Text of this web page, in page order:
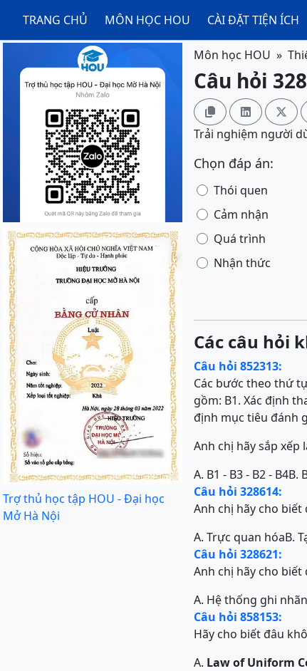
TRANG CHỦ MÔN HỌC HOU CÀI ĐẶT TIỆN ÍCH
Trợ thủ học tập HOU - Đại học
Mở Hà Nội
Môn học HOU
Câu hỏi
  
Trải nghiệm người
Chọn đáp án:
Thói quen
Cảm nhận
Quá trình
Nhận thức
Các câu hỏi
Câu hỏi 852313:
Các bước theo thứ
gồm: B1. Xác định
định mục tiêu đánh
Anh chị hãy sắp
A. B1 - B3 - B2 - B4B.
Câu hỏi 328614:
Anh chị hãy cho
A. Trực quan hóaB.
Câu hỏi 328621:
Anh chị hãy cho
A. Hệ thống ghi nhãn
Câu hỏi 858153:
Hãy cho biết đâu
A. Law of Uniform